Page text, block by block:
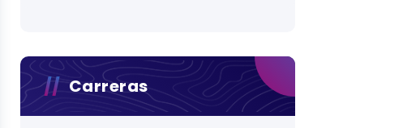
Carreras